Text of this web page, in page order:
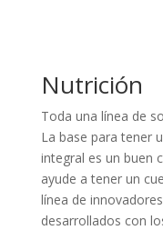
Nutrición
Toda una línea de
La base para tener
integral es un buen
ayude a tener un
línea de
desarrollados con